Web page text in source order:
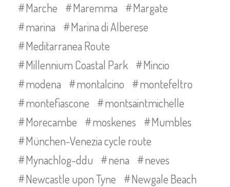
Marche
Maremma
Margate
marina
Marina di Alberese
Meditarranea Route
Millennium Coastal Park
Mincio
modena
montalcino
montefeltro
montefiascone
montsaintmichelle
Morecambe
moskenes
Mumbles
München-Venezia cycle route
Mynachlog-ddu
nena
neves
Newcastle upon Tyne
Newgale Beach